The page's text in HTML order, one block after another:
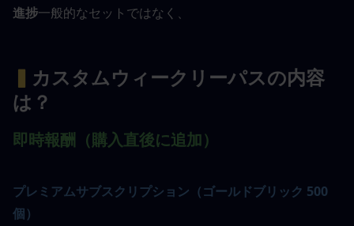
進捗一般的なセットではなく、
▍ カスタムウィークリーパスの内容
は？
即時報酬（購入直後に追加）
プレミアムサブスクリプション（ゴールドブリック 500
個）